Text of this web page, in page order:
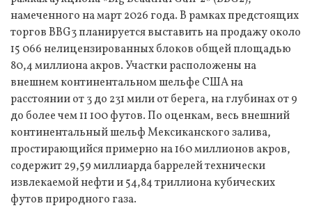
намеченного на март 2026 года. В рамках предстоящих
торгов BBG3 планируется выставить на продажу около
15 066 нелицензированных блоков общей площадью
80,4 миллиона акров. Участки расположены на
внешнем континентальном шельфе США на
расстоянии от 3 до 231 мили от берега, на глубинах от 9
до более чем 11 100 футов. По оценкам, весь внешний
континентальный шельф Мексиканского залива,
простирающийся примерно на 160 миллионов акров,
содержит 29,59 миллиарда баррелей технически
извлекаемой нефти и 54,84 триллиона кубических
футов природного газа.